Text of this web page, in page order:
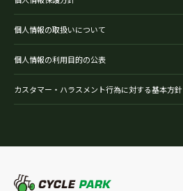
個人情報の取扱いについて
個人情報の利用目的の公表
カスタマー・ハラスメント行為に対する基本方針